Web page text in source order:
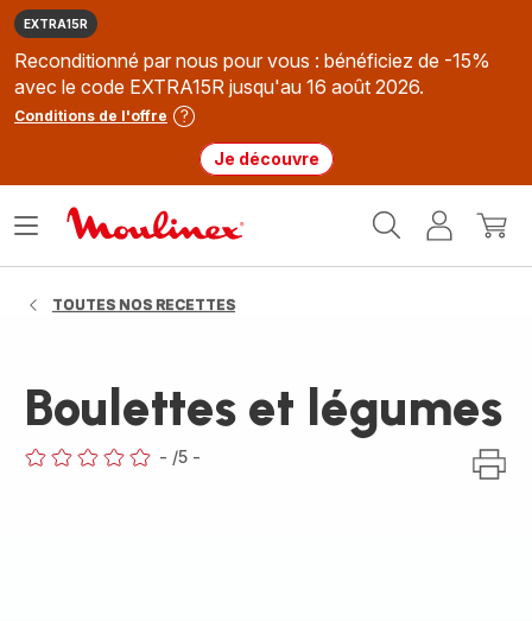
EXTRA15R
Reconditionné par nous pour vous : bénéficiez de -15%
avec le code EXTRA15R jusqu'au 16 août 2026.
Conditions de l'offre
Je découvre
MonMon
Ouvrir
TOUTES NOS RECETTES
Boulettes et légumes
- /5 -